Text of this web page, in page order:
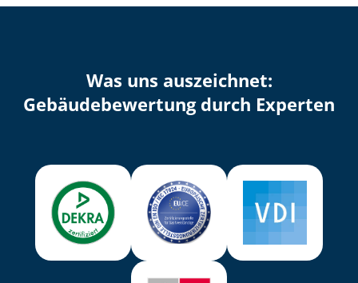
Was uns auszeichnet:
Ge­bäu­de­be­wer­tung durch Experten